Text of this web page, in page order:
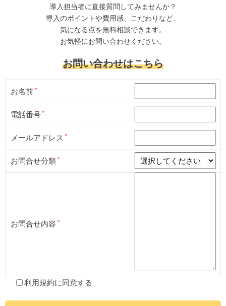
導入担当者に直接質問してみませんか？
導入のポイントや費用感、こだわりなど、
気になる点を無料相談できます。
お気軽にお問い合わせください。
お問い合わせはこちら
お名前
電話番号
メールアドレス
お問合せ分類
お問合せ内容
利用規約に同意する